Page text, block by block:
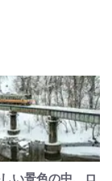
い景色の中、ロ